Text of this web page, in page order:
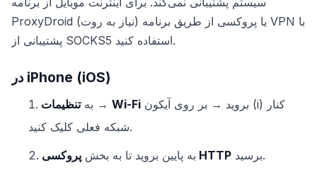
ProxyDroid (نیاز به روت) یا پروکسی از طریق برنامه VPN با
پشتیبانی از SOCKS5 استفاده کنید.
در iPhone (iOS)
بهتنظیمات → Wi-Fi
شبکه فعلی کلیک کنید.
به پایین بروید تا به بخش پروکسی HTTP
برسید.